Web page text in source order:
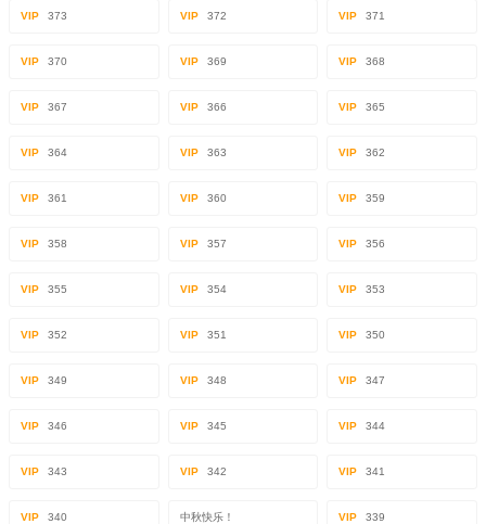
VIP 373 VIP 372 VIP 371
VIP 370 VIP 369 VIP 368
VIP 367 VIP 366 VIP 365
VIP 364 VIP 363 VIP 362
VIP 361 VIP 360 VIP 359
VIP 358 VIP 357 VIP 356
VIP 355 VIP 354 VIP 353
VIP 352 VIP 351 VIP 350
VIP 349 VIP 348 VIP 347
VIP 346 VIP 345 VIP 344
VIP 343 VIP 342 VIP 341
VIP 340 中秋快乐！ VIP 339